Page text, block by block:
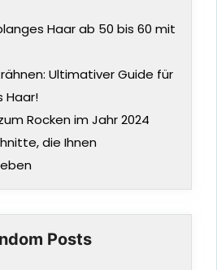
Haar ab 50 bis 60 mit
Ultimativer Guide für
Haar!
Rocken im Jahr 2024
die Ihnen
Posts